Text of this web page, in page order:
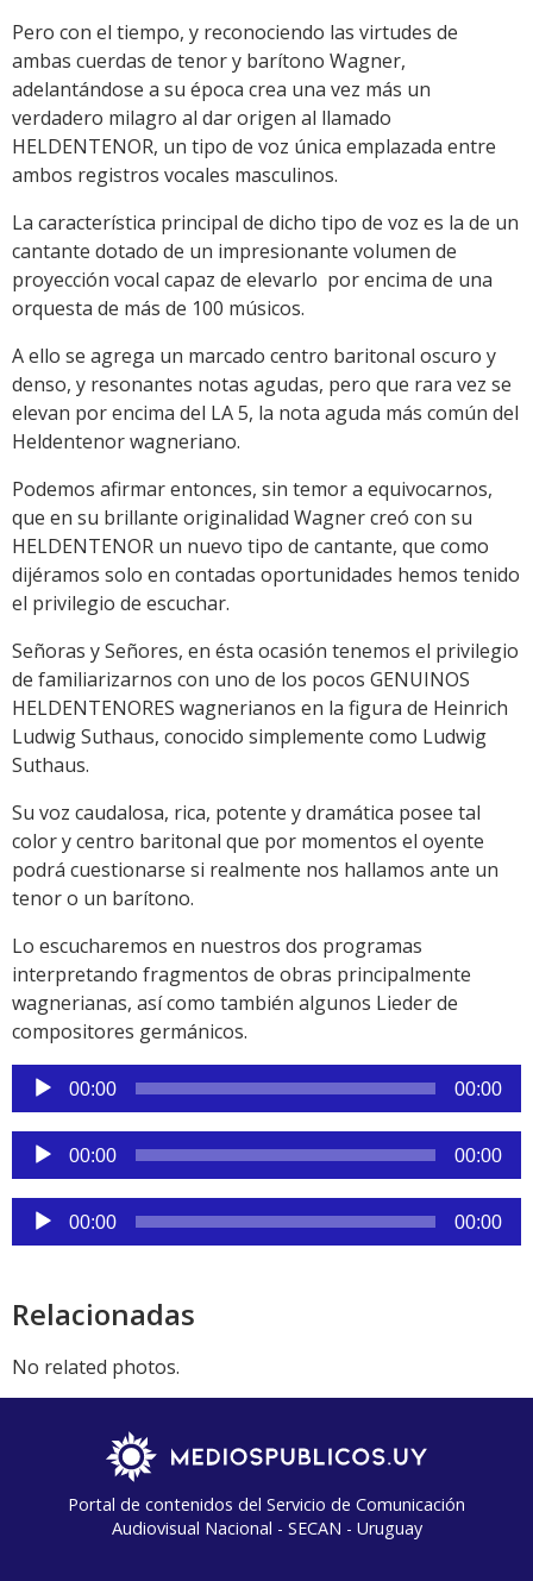
Pero con el tiempo, y reconociendo las virtudes de
ambas cuerdas de tenor y barítono Wagner,
adelantándose a su época crea una vez más un
verdadero milagro al dar origen al llamado
HELDENTENOR, un tipo de voz única emplazada entre
ambos registros vocales masculinos.
La característica principal de dicho tipo de voz es la de un
cantante dotado de un impresionante volumen de
proyección vocal capaz de elevarlo por encima de una
orquesta de más de 100 músicos.
A ello se agrega un marcado centro baritonal oscuro y
denso, y resonantes notas agudas, pero que rara vez se
elevan por encima del LA 5, la nota aguda más común del
Heldentenor wagneriano.
Podemos afirmar entonces, sin temor a equivocarnos,
que en su brillante originalidad Wagner creó con su
HELDENTENOR un nuevo tipo de cantante, que como
dijéramos solo en contadas oportunidades hemos tenido
el privilegio de escuchar.
Señoras y Señores, en ésta ocasión tenemos el privilegio
de familiarizarnos con uno de los pocos GENUINOS
HELDENTENORES wagnerianos en la figura de Heinrich
Ludwig Suthaus, conocido simplemente como Ludwig
Suthaus.
Su voz caudalosa, rica, potente y dramática posee tal
color y centro baritonal que por momentos el oyente
podrá cuestionarse si realmente nos hallamos ante un
tenor o un barítono.
Lo escucharemos en nuestros dos programas
interpretando fragmentos de obras principalmente
wagnerianas, así como también algunos Lieder de
compositores germánicos.
Reproductor
de
audio
00:00 00:00
Reproductor
de
audio
00:00 00:00
Reproductor
de
00:00 00:00
Relacionadas
No related photos.
Portal de contenidos del Servicio de Comunicación
Audiovisual Nacional - SECAN - Uruguay